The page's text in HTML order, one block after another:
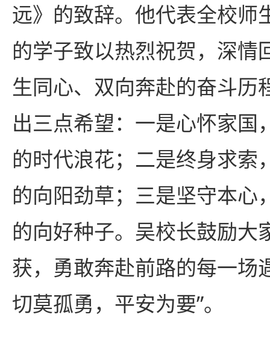
远》的致辞。他代表全校师
的学子致以热烈祝贺，深情
生同心、双向奔赴的奋斗历
出三点希望：一是心怀家国
的时代浪花；二是终身求索
的向阳劲草；三是坚守本心
的向好种子。吴校长鼓励大
获，勇敢奔赴前路的每一场
切莫孤勇，平安为要”。